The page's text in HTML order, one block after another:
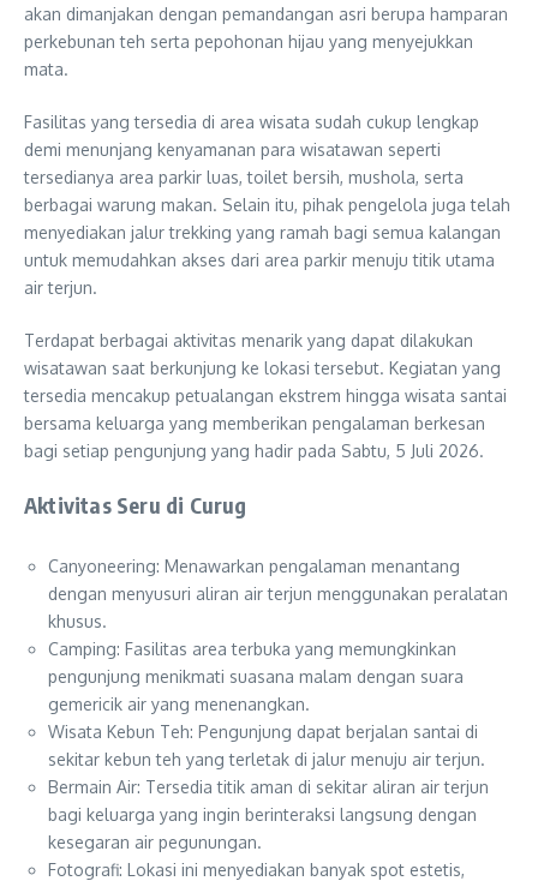
akan dimanjakan dengan pemandangan asri berupa hamparan
perkebunan teh serta pepohonan hijau yang menyejukkan
mata.
Fasilitas yang tersedia di area wisata sudah cukup lengkap
demi menunjang kenyamanan para wisatawan seperti
tersedianya area parkir luas, toilet bersih, mushola, serta
berbagai warung makan. Selain itu, pihak pengelola juga telah
menyediakan jalur trekking yang ramah bagi semua kalangan
untuk memudahkan akses dari area parkir menuju titik utama
air terjun.
Terdapat berbagai aktivitas menarik yang dapat dilakukan
wisatawan saat berkunjung ke lokasi tersebut. Kegiatan yang
tersedia mencakup petualangan ekstrem hingga wisata santai
bersama keluarga yang memberikan pengalaman berkesan
bagi setiap pengunjung yang hadir pada Sabtu, 5 Juli 2026.
Aktivitas Seru di Curug
Canyoneering: Menawarkan pengalaman menantang
dengan menyusuri aliran air terjun menggunakan peralatan
khusus.
Camping: Fasilitas area terbuka yang memungkinkan
pengunjung menikmati suasana malam dengan suara
gemericik air yang menenangkan.
Wisata Kebun Teh: Pengunjung dapat berjalan santai di
sekitar kebun teh yang terletak di jalur menuju air terjun.
Bermain Air: Tersedia titik aman di sekitar aliran air terjun
bagi keluarga yang ingin berinteraksi langsung dengan
kesegaran air pegunungan.
Fotografi: Lokasi ini menyediakan banyak spot estetis,